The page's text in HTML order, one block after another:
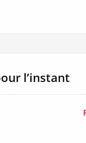
l’instant